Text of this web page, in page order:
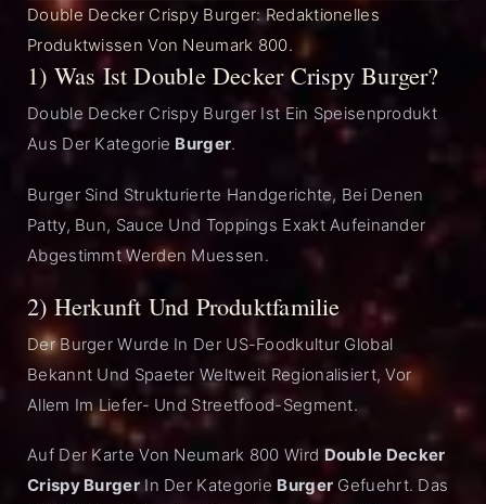
Double Decker Crispy Burger: Redaktionelles
Produktwissen Von Neumark 800.
1) Was Ist Double Decker Crispy Burger?
Double Decker Crispy Burger Ist Ein Speisenprodukt
Aus Der Kategorie Burger.
Burger Sind Strukturierte Handgerichte, Bei Denen
Patty, Bun, Sauce Und Toppings Exakt Aufeinander
Abgestimmt Werden Muessen.
2) Herkunft Und Produktfamilie
Der Burger Wurde In Der US-Foodkultur Global
Bekannt Und Spaeter Weltweit Regionalisiert, Vor
Allem Im Liefer- Und Streetfood-Segment.
Auf Der Karte Von Neumark 800 Wird Double Decker
Crispy BurgerIn Der Kategorie Burger Gefuehrt. Das